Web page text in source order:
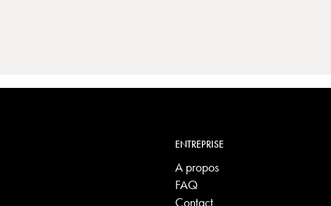
ENTREPRISE
A propos
FAQ
Contact